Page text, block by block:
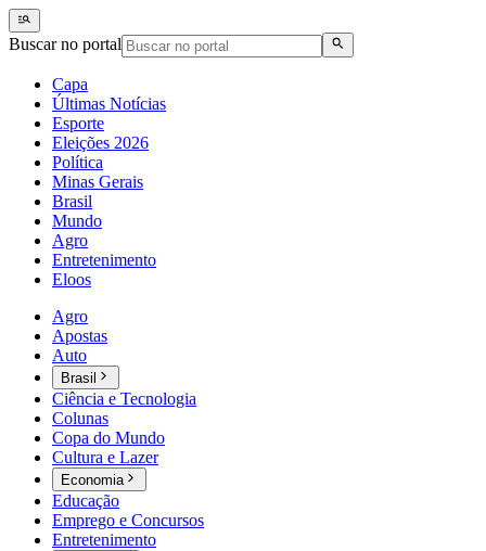
Buscar no portal
Capa
Últimas Notícias
Esporte
Eleições 2026
Política
Minas Gerais
Brasil
Mundo
Agro
Entretenimento
Eloos
Agro
Apostas
Auto
Brasil
Ciência e Tecnologia
Colunas
Copa do Mundo
Cultura e Lazer
Economia
Educação
Emprego e Concursos
Entretenimento